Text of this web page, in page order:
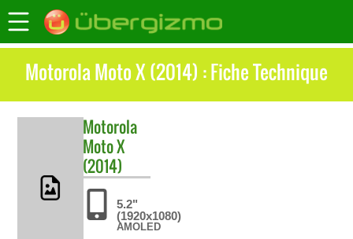
Motorola Moto X (2014) : Fiche Technique
Motorola
Moto X
(2014)
5.2"
(1920x1080)
AMOLED